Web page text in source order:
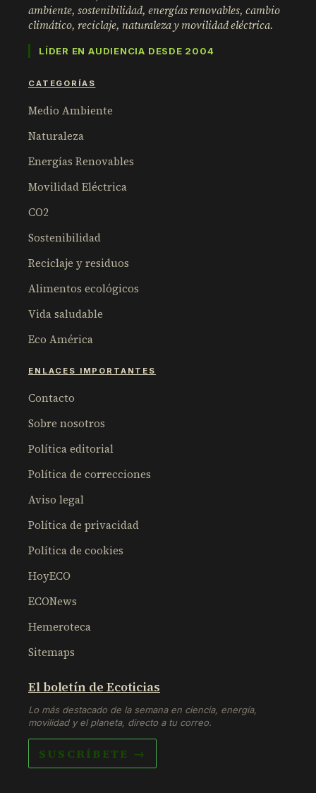
ambiente, sostenibilidad, energías renovables, cambio
climático, reciclaje, naturaleza y movilidad eléctrica.
LÍDER EN AUDIENCIA DESDE 2004
CATEGORÍAS
Medio Ambiente
Naturaleza
Energías Renovables
Movilidad Eléctrica
CO2
Sostenibilidad
Reciclaje y residuos
Alimentos ecológicos
Vida saludable
Eco América
ENLACES IMPORTANTES
Contacto
Sobre nosotros
Política editorial
Política de correcciones
Aviso legal
Política de privacidad
Política de cookies
HoyECO
ECONews
Hemeroteca
Sitemaps
El boletín de Ecoticias
Lo más destacado de la semana en ciencia, energía,
movilidad y el planeta, directo a tu correo.
SUSCRÍBETE →